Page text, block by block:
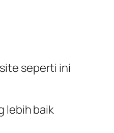
seperti ini
lebih baik